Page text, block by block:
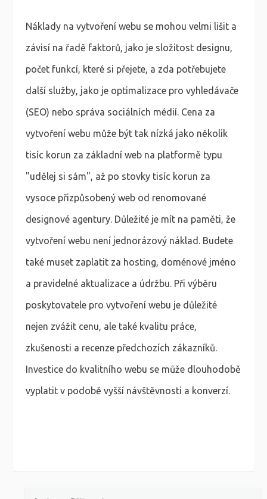
Náklady na vytvoření webu se mohou velmi lišit a
závisí na řadě faktorů, jako je složitost designu,
počet funkcí, které si přejete, a zda potřebujete
další služby, jako je optimalizace pro vyhledávače
(SEO) nebo správa sociálních médií. Cena za
vytvoření webu může být tak nízká jako několik
tisíc korun za základní web na platformě typu
"udělej si sám", až po stovky tisíc korun za
vysoce přizpůsobený web od renomované
designové agentury. Důležité je mít na paměti, že
vytvoření webu není jednorázový náklad. Budete
také muset zaplatit za hosting, doménové jméno
a pravidelné aktualizace a údržbu. Při výběru
poskytovatele pro vytvoření webu je důležité
nejen zvážit cenu, ale také kvalitu práce,
zkušenosti a recenze předchozích zákazníků.
Investice do kvalitního webu se může dlouhodobě
vyplatit v podobě vyšší návštěvnosti a konverzí.